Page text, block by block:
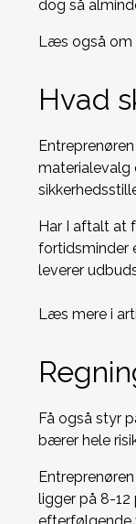
dog så
Læs også om
Hvad
materialevalg
Har I aftalt at
fortidsminder
leverer
Læs mere i
Få også styr
bærer hele
ligger på 8-12